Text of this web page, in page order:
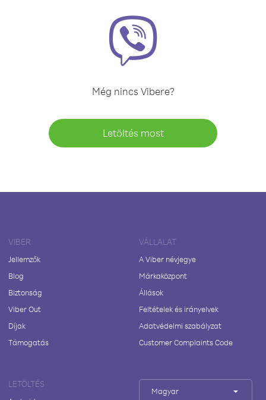
Még nincs Vibere?
Letöltés most
VIBER
Jellemzők
Blog
Biztonság
Viber Out
Díjak
Támogatás
VÁLLALAT
A Viber névjegye
Márkaközpont
Állások
Feltételek és irányelvek
Adatvédelmi szabályzat
Customer Complaints Code
LETÖLTÉS
Magyar